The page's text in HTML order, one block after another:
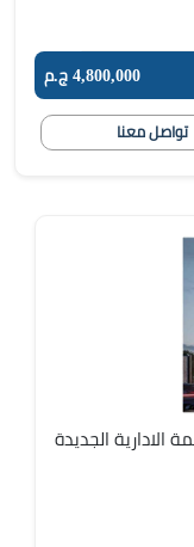
4,800,000 ج.م
تواصل معنا